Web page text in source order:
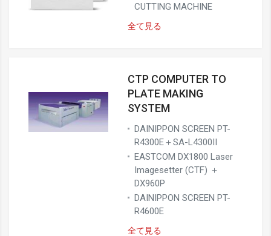
CUTTING MACHINE
全て見る
CTP COMPUTER TO
PLATE MAKING
SYSTEM
DAINIPPON SCREEN PT-
R4300E＋SA-L4300II
EASTCOM DX1800 Laser
Imagesetter (CTF) ＋
DX960P
DAINIPPON SCREEN PT-
R4600E
全て見る